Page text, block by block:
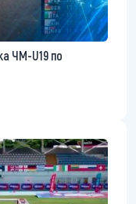
ЧМ-U19 по